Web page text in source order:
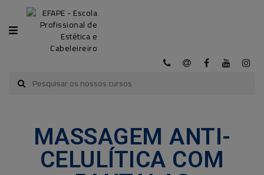
CATEGORIA
EFAPEMASSAGEM ANTI-
CELULÍTICA COM